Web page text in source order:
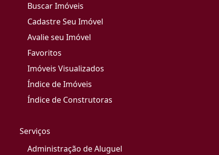
Buscar Imóveis
Cadastre Seu Imóvel
Avalie seu Imóvel
Favoritos
Imóveis Visualizados
Índice de Imóveis
Índice de Construtoras
Serviços
Administração de Aluguel